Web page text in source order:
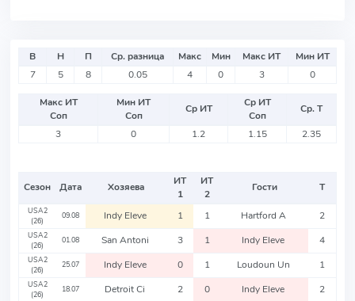
В Н П Ср. разница Макс Мин Макс ИТ
Мин ИТ
7
5 8 0.05 4 0 3 0
Макс ИТ
Соп
Мин ИТ
Соп
Ср ИТ
Ср ИТ
Соп
Ср. Т
3
0 1.2 1.15 2.35
Сезон Дата Хозяева
ИТ
1
ИТ
2
Гости Т
USA2
(26)
09.08 Indy Eleve 1 1 Hartford A 2
USA2
(26)
01.08 San Antoni 3 1 Indy Eleve 4
USA2
(26)
25.07 Indy Eleve 0 1 Loudoun Un 1
USA2
(26)
18.07 Detroit Ci 2 0 Indy Eleve 2